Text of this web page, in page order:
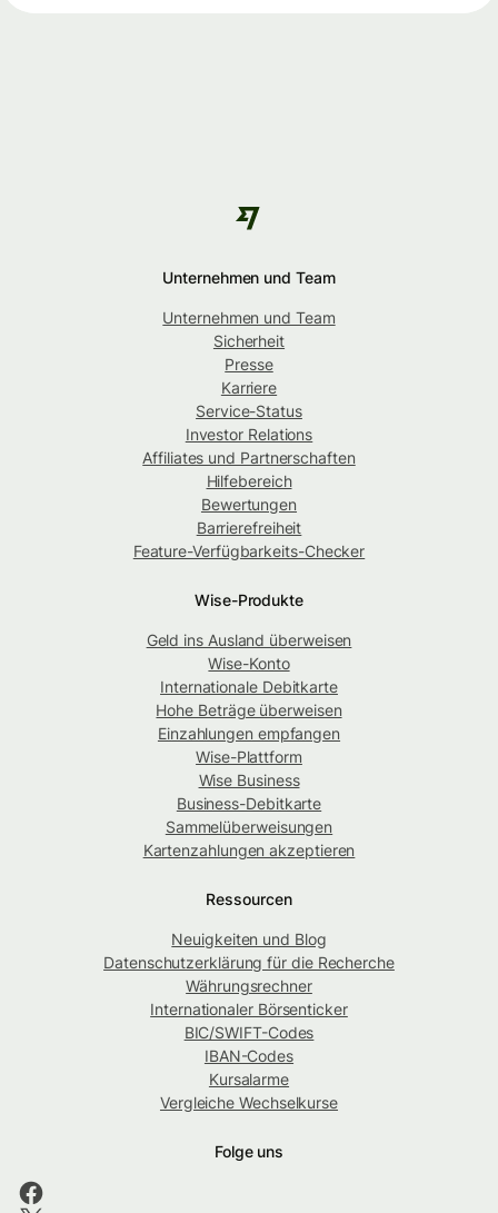
Unternehmen und Team
Unternehmen und Team
Sicherheit
Presse
Karriere
Service-Status
Investor Relations
Affiliates und Partnerschaften
Hilfebereich
Bewertungen
Barrierefreiheit
Feature-Verfügbarkeits-Checker
Wise-Produkte
Geld ins Ausland überweisen
Wise-Konto
Internationale Debitkarte
Hohe Beträge überweisen
Einzahlungen empfangen
Wise-Plattform
Wise Business
Business-Debitkarte
Sammelüberweisungen
Kartenzahlungen akzeptieren
Ressourcen
Neuigkeiten und Blog
Datenschutzerklärung für die Recherche
Währungsrechner
Internationaler Börsenticker
BIC/SWIFT-Codes
IBAN-Codes
Kursalarme
Vergleiche Wechselkurse
Folge uns